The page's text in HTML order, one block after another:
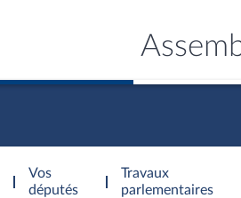
Vos
députés
Travaux
parlementaires